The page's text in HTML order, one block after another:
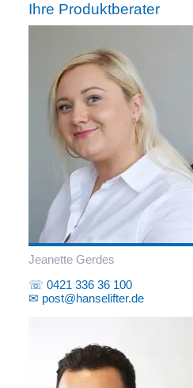
Ihre Produktberater
Jeanette Gerdes
☏ 0421 336 36 100
✉ post@hanselifter.de